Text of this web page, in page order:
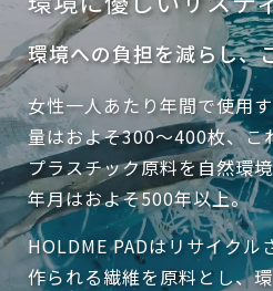
環境への負担を減らし、
女性一人あたり年間で使用
量はおよそ300〜400枚、こ
プラスチック原料を自然環
年月はおよそ500年以上。
HOLDME PADはリサイクル
作られる繊維を原料とし、